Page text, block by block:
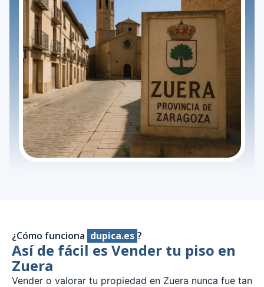
¿Cómo funciona dupica.es ?
Así de fácil es Vender tu piso en
Zuera
Vender o valorar tu propiedad en Zuera nunca fue tan